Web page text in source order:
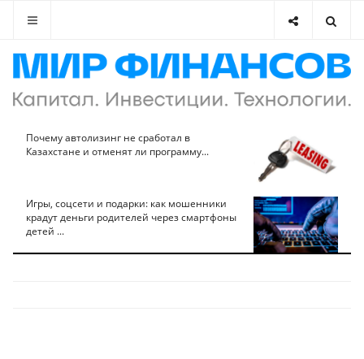
Почему автолизинг не сработал в
Казахстане и отменят ли программу...
Игры, соцсети и подарки: как мошенники
крадут деньги родителей через смартфоны
детей ...